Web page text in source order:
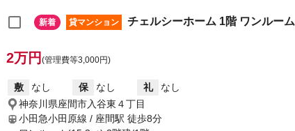
新着 貸マンション チェルシーホーム 1階 ワンルーム
2万円 (管理費等3,000円)
敷 なし 保 なし 礼
なし
神奈川県座間市入谷東４丁目
小田急小田原線 / 座間駅 徒歩8分